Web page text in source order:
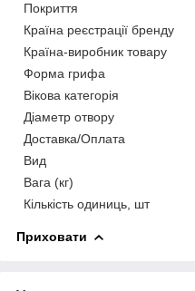
Покриття
Країна реєстрації бренду
Країна-виробник товару
Форма грифа
Вікова категорія
Діаметр отвору
Доставка/Оплата
Вид
Вага (кг)
Кількість одиниць, шт
Приховати